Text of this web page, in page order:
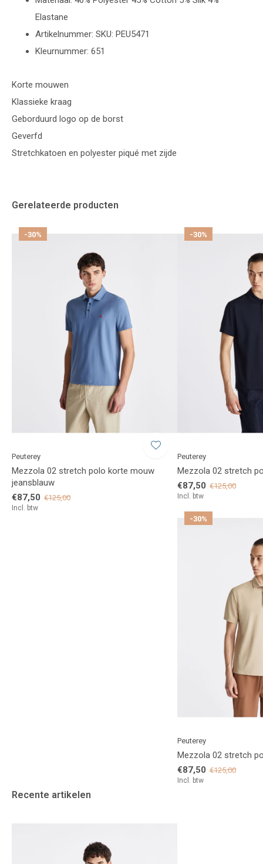
Elastane
Artikelnummer: SKU: PEU5471
Kleurnummer: 651
Korte mouwen
Klassieke kraag
Geborduurd logo op de borst
Geverfd
Stretchkatoen en polyester piqué met zijde
Gerelateerde producten
-30%
Peuterey
Mezzola 02 stretch polo korte mouw
jeansblauw
€87,50 €125,00
Incl. btw
-30%
Peuterey
Mezzola 02 stretch
€87,50 €125,00
Incl. btw
-30%
Peuterey
Mezzola 02 stretch
€87,50 €125,00
Incl. btw
Recente artikelen